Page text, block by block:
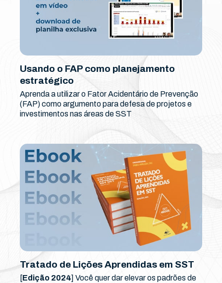
Usando o FAP como planejamento
estratégico
Aprenda a utilizar o Fator Acidentário de Prevenção
(FAP) como argumento para defesa de projetos e
investimentos nas áreas de SST
Tratado de Lições Aprendidas em SST
[Edição 2024] Você quer dar elevar os padrões de